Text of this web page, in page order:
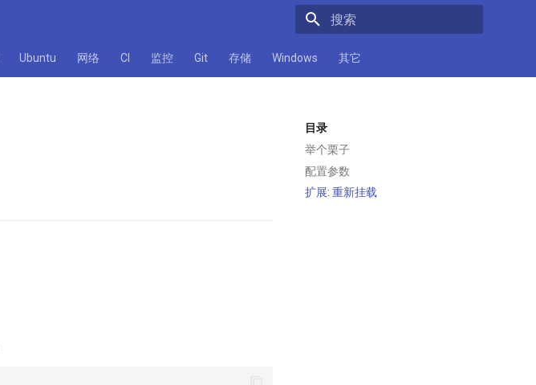
Ubuntu 网络 CI 监控 Git 存储 Windows 其它
目录
举个栗子
配置参数
扩展: 重新挂载